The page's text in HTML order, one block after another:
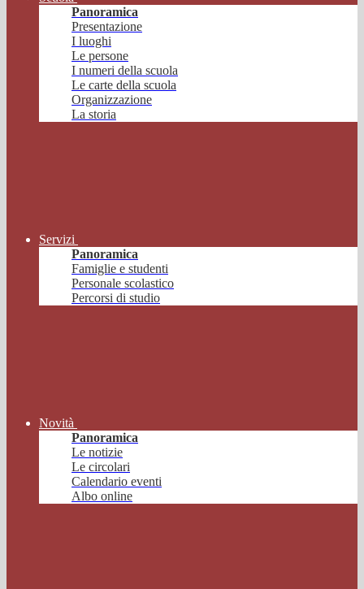
Panoramica
Presentazione
I luoghi
Le persone
I numeri della scuola
Le carte della scuola
Organizzazione
La storia
Servizi
Panoramica
Famiglie e studenti
Personale scolastico
Percorsi di studio
Novità
Panoramica
Le notizie
Le circolari
Calendario eventi
Albo online